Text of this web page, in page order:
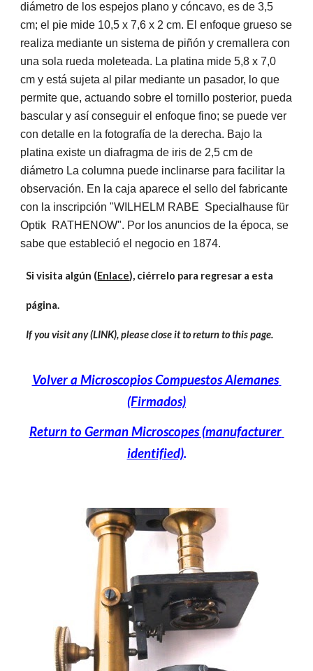
diámetro de los espejos plano y cóncavo, es de 3,5
cm; el pie mide 10,5 x 7,6 x 2 cm. El enfoque grueso se
realiza mediante un sistema de piñón y cremallera con
una sola rueda moleteada. La platina mide 5,8 x 7,0
cm y está sujeta al pilar mediante un pasador, lo que
permite que, actuando sobre el tornillo posterior, pueda
bascular y así conseguir el enfoque fino; se puede ver
con detalle en la fotografía de la derecha. Bajo la
platina existe un diafragma de iris de 2,5 cm de
diámetro La columna puede inclinarse para facilitar la
observación. En la caja aparece el sello del fabricante
con la inscripción "WILHELM RABE  Specialhause für
Optik  RATHENOW". Por los anuncios de la época, se
sabe que estableció el negocio en 1874.
Si visita algún (Enlace), ciérrelo para regresar a esta
página.
If you visit any (LINK), please close it to return to this page.
Volver a Microscopios Compuestos Alemanes
(Firmados)
Return to German Microscopes (manufacturer
identified).